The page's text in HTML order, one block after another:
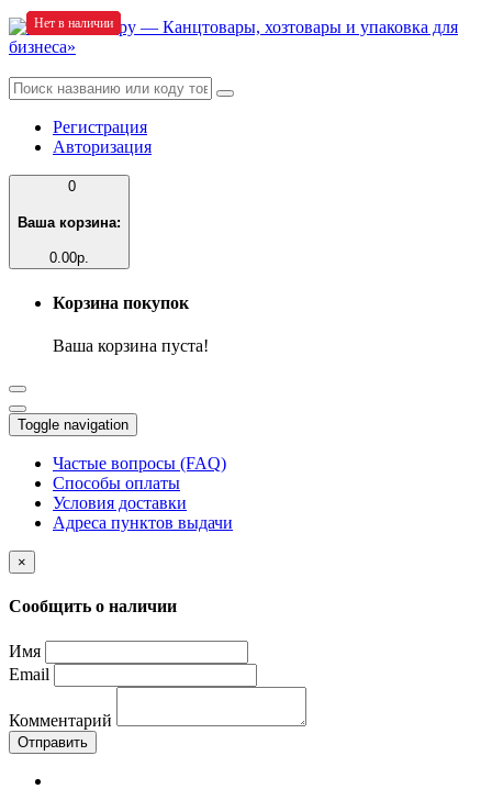
Регистрация
Авторизация
0
Ваша корзина:
0.00р.
Корзина покупок
Ваша корзина пуста!
Toggle navigation
Частые вопросы (FAQ)
Способы оплаты
Условия доставки
Адреса пунктов выдачи
×
Сообщить о наличии
Имя
Email
Комментарий
Отправить
Нет в наличии
Нет в наличии
Нет в наличии
Нет в наличии
Нет в наличии